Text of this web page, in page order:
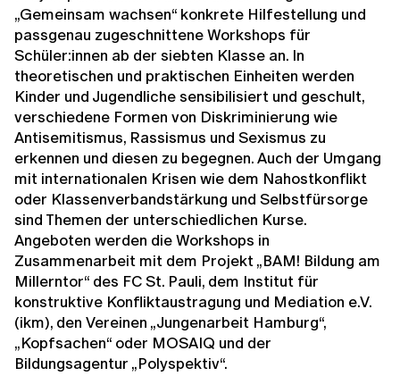
„Gemeinsam wachsen“ konkrete Hilfestellung und
passgenau zugeschnittene Workshops für
Schüler:innen ab der siebten Klasse an. In
theoretischen und praktischen Einheiten werden
Kinder und Jugendliche sensibilisiert und geschult,
verschiedene Formen von Diskriminierung wie
Antisemitismus, Rassismus und Sexismus zu
erkennen und diesen zu begegnen. Auch der Umgang
mit internationalen Krisen wie dem Nahostkonflikt
oder Klassenverbandstärkung und Selbstfürsorge
sind Themen der unterschiedlichen Kurse.
Angeboten werden die Workshops in
Zusammenarbeit mit dem Projekt „BAM! Bildung am
Millerntor“ des FC St. Pauli, dem Institut für
konstruktive Konfliktaustragung und Mediation e.V.
(ikm), den Vereinen „Jungenarbeit Hamburg“,
„Kopfsachen“ oder MOSAIQ und der
Bildungsagentur „Polyspektiv“.